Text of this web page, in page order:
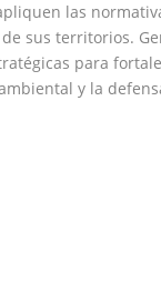
las
sus territorios.
para
y la